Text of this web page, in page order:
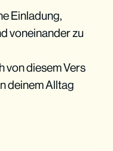
Einladung,
voneinander zu
von diesem Vers
deinem Alltag